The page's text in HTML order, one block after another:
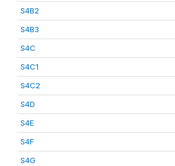
S4B2
S4B3
S4C
S4C1
S4C2
S4D
S4E
S4F
S4G